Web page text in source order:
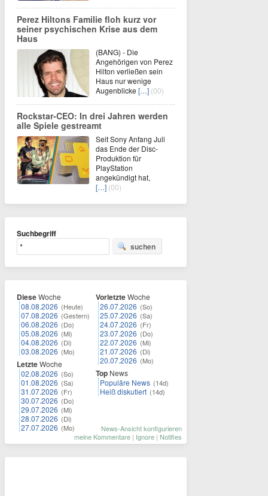
Perez Hiltons Familie floh kurz vor
seiner psychischen Krise aus dem
Haus
(BANG) - Die
Angehörigen von Perez
Hilton verließen sein
Haus nur wenige
Augenblicke […] (00)
Rockstar-CEO: In drei Jahren werden
alle Spiele gestreamt
Seit Sony Anfang Juli
das Ende der Disc-
Produktion für
PlayStation
angekündigt hat,
[…] (00)
Suchbegriff
suchen
DieseWoche
08.08.2026 (Heute)
07.08.2026 (Gestern)
06.08.2026 (Do)
05.08.2026 (Mi)
04.08.2026 (Di)
03.08.2026 (Mo)
LetzteWoche
02.08.2026 (So)
01.08.2026 (Sa)
31.07.2026 (Fr)
30.07.2026 (Do)
29.07.2026 (Mi)
28.07.2026 (Di)
27.07.2026 (Mo)
VorletzteWoche
26.07.2026 (So)
25.07.2026 (Sa)
24.07.2026 (Fr)
23.07.2026 (Do)
22.07.2026 (Mi)
21.07.2026 (Di)
20.07.2026 (Mo)
Top News
Populäre News (14d)
Heiß diskutiert (14d)
News-Ansicht konfigurieren
meine Kommentare | Ignore | Notifies